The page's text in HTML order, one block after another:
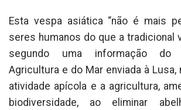
Esta vespa asiática “não é mais
seres humanos do que a tradicional
segundo uma informação do
Agricultura e do Mar enviada à
atividade apícola e a agricultura,
biodiversidade, ao eliminar